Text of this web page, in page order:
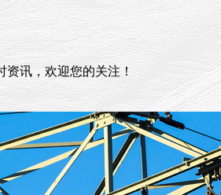
资讯，欢迎您的关注！